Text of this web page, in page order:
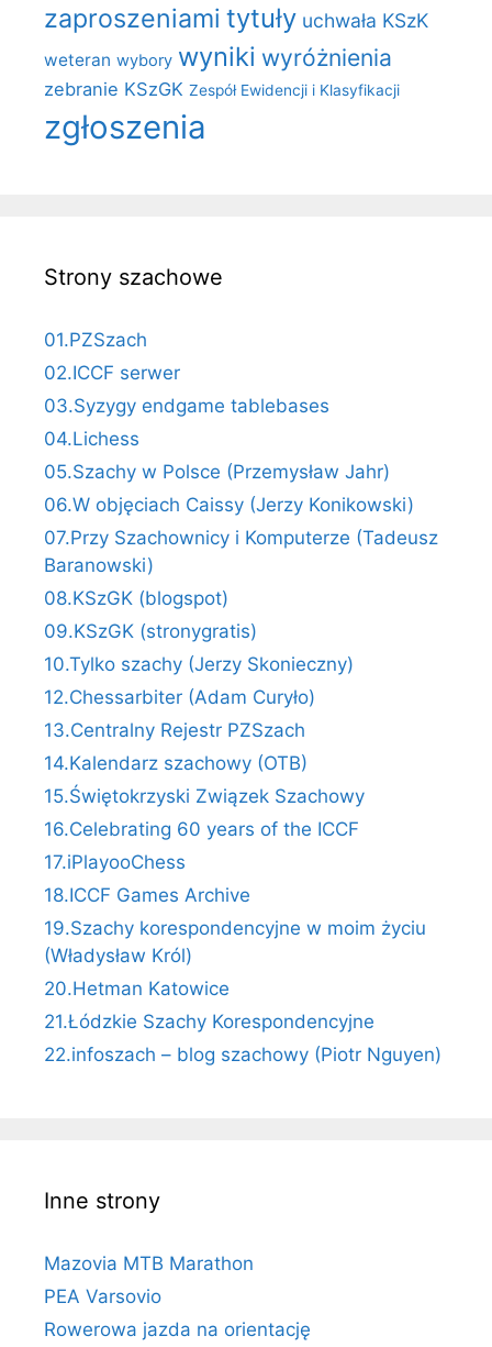
zaproszeniami tytuły uchwała KSzK
weteran wybory wyniki wyróżnienia
zebranie KSzGK Zespół Ewidencji i Klasyfikacji
zgłoszenia
Strony szachowe
01.PZSzach
02.ICCF serwer
03.Syzygy endgame tablebases
04.Lichess
05.Szachy w Polsce (Przemysław Jahr)
06.W objęciach Caissy (Jerzy Konikowski)
07.Przy Szachownicy i Komputerze (Tadeusz
Baranowski)
08.KSzGK (blogspot)
09.KSzGK (stronygratis)
10.Tylko szachy (Jerzy Skonieczny)
12.Chessarbiter (Adam Curyło)
13.Centralny Rejestr PZSzach
14.Kalendarz szachowy (OTB)
15.Świętokrzyski Związek Szachowy
16.Celebrating 60 years of the ICCF
17.iPlayooChess
18.ICCF Games Archive
19.Szachy korespondencyjne w moim życiu
(Władysław Król)
20.Hetman Katowice
21.Łódzkie Szachy Korespondencyjne
22.infoszach – blog szachowy (Piotr Nguyen)
Inne strony
Mazovia MTB Marathon
PEA Varsovio
Rowerowa jazda na orientację